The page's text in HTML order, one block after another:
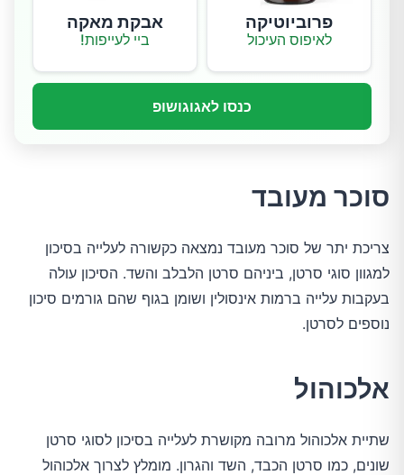
פרוביוטיקה
לאיפוס העיכול
אבקת מאקה
ביי לעייפות!
כנסו לאגוגושופ
סוכר מעובד
צריכת יתר של סוכר מעובד נמצאה כקשורה לעלייה בסיכון
למגוון סוגי סרטן, ביניהם סרטן הלבלב והשד. הסיכון עולה
בעקבות עלייה ברמות אינסולין ושומן בגוף שהם גורמים סיכון
נוספים לסרטן.
אלכוהול
שתיית אלכוהול מרובה מקושרת לעלייה בסיכון לסוגי סרטן
שונים, כמו סרטן הכבד, השד והגרון. מומלץ לצרוך אלכוהול